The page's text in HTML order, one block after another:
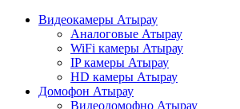
Видеокамеры Атырау
Аналоговые Атырау
WiFi камеры Атырау
IP камеры Атырау
HD камеры Атырау
Домофон Атырау
Видеодомофно Атырау